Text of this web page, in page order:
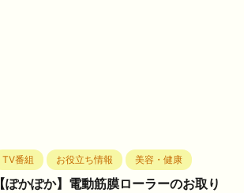
TV番組 お役立ち情報 美容・健康
【ぽかぽか】電動筋膜ローラーのお取り